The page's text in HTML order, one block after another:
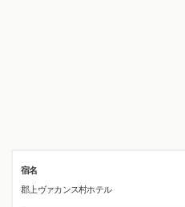
宿名
郡上ヴァカンス村ホテル